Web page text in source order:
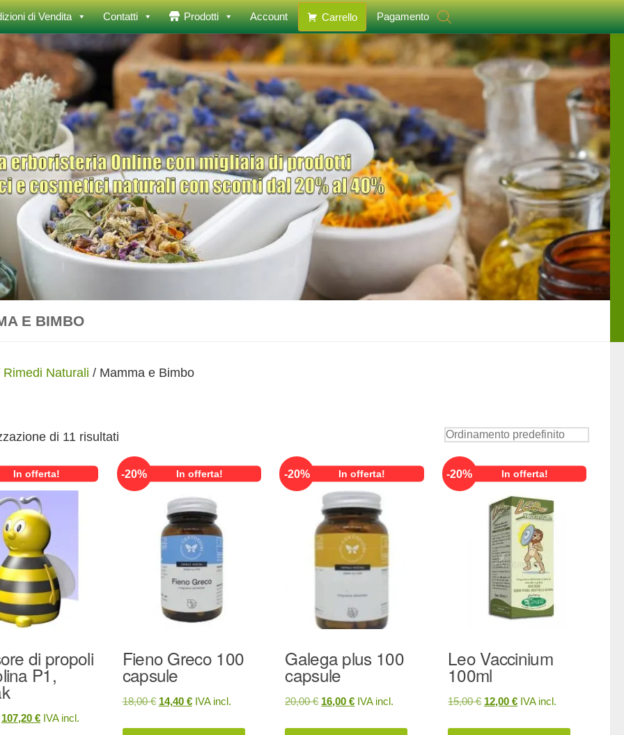
di Vendita Contatti Prodotti Account Carrello Pagamento
E BIMBO
Rimedi Naturali / Mamma e Bimbo
di 11 risultati
In offerta!
di propoli
P1,
Il
107,20 €IlIVA incl.
-20% In offerta!
Fieno Greco 100
capsule
18,00€ Il
14,40 €IlIVA incl.
-20% In offerta!
Galega plus 100
capsule
20,00€ Il
16,00€IlIVA incl.
-20% In offerta!
Leo Vaccinium
100ml
15,00€ Il
12,00€IlIVA incl.